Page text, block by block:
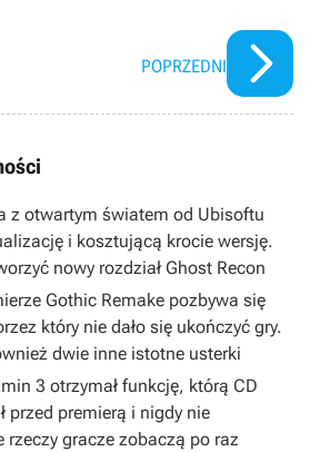
POPRZEDNI
z otwartym światem od Ubisoftu
i kosztującą krocie wersję.
nowy rozdział Ghost Recon
Gothic Remake pozbywa się
który nie dało się ukończyć gry.
dwie inne istotne usterki
3 otrzymał funkcję, którą CD
przed premierą i nigdy nie
rzeczy gracze zobaczą po raz